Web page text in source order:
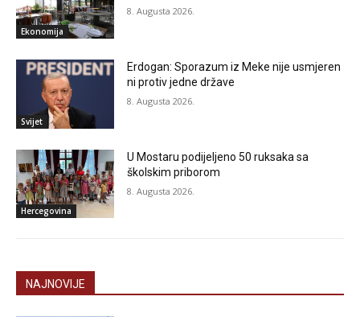
Ekonomija
8. Augusta 2026.
Svijet
Erdogan: Sporazum iz Meke nije usmjeren
ni protiv jedne države
8. Augusta 2026.
Hercegovina
U Mostaru podijeljeno 50 ruksaka sa
školskim priborom
8. Augusta 2026.
NAJNOVIJE